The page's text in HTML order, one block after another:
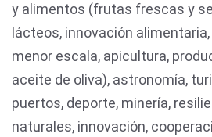
y alimentos (frutas frescas y
lácteos, innovación
menor escala, apicultura,
aceite de oliva), astronomía,
puertos, deporte, minería,
naturales, innovación,